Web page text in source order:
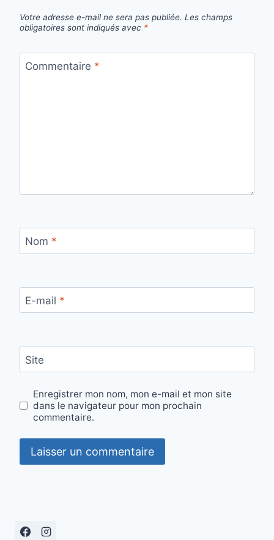
Votre adresse e-mail ne sera pas publiée. Les champs
obligatoires sont indiqués avec *
Commentaire *
Nom *
E-mail *
Site
Enregistrer mon nom, mon e-mail et mon site
dans le navigateur pour mon prochain
commentaire.